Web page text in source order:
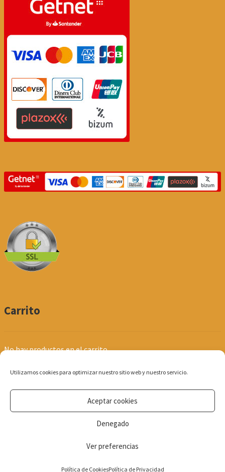
Utilizamos cookies para optimizar nuestro sitio web y nuestro servicio.
Aceptar cookies
Denegado
Ver preferencias
Política de CookiesPolítica de Privacidad
Carrito
No hay productos en el carrito.
© Produpel | Productos de Peluquería y Estética 2026